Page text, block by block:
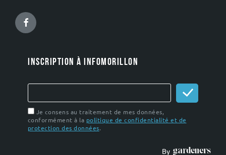
Facebook
INSCRIPTION À INFOMORILLON
Je consens au traitement de mes données,
conformément à la politique de confidentialité et de
protection des données.
By